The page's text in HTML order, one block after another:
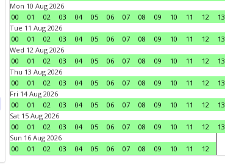
Mon 10 Aug 2026
00
01 02 03 04 05 06 07 08 09 10 11 12 13
Tue 11 Aug 2026
00
01 02 03 04 05 06 07 08 09 10 11 12 13
Wed 12 Aug 2026
00
01 02 03 04 05 06 07 08 09 10 11 12 13
Thu 13 Aug 2026
00
01 02 03 04 05 06 07 08 09 10 11 12 13
Fri 14 Aug 2026
00
01 02 03 04 05 06 07 08 09 10 11 12 13
Sat 15 Aug 2026
00
01 02 03 04 05 06 07 08 09 10 11 12 13
Sun 16 Aug 2026
00
01 02 03 04 05 06 07 08 09 10 11 12